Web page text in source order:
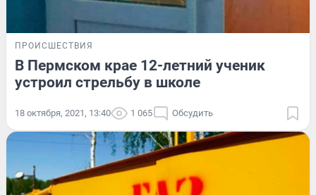
ПРОИСШЕСТВИЯ
В Пермском крае 12-летний ученик
устроил стрельбу в школе
18 октября, 2021, 13:40 1 065 Обсудить